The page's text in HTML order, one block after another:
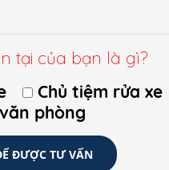
thêm phụ kiện cho ô tô hay
giúp chủ phương tiện tránh
hay không? Hiểu được
tại của bạn là gì?
Chủ tiệm rửa xe
phòng